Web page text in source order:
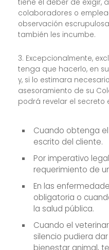
tiene el deber de exigir,
colaboradores o
observación
también les incumbe.
3. Excepcionalmente,
tenga que hacerlo, en
y, si lo estimara
asesoramiento de su
podrá revelar el secreto
Cuando obtenga
escrito del cliente.
Por imperativo
requerimiento de
En las
obligatoria o
la salud pública.
Cuando el
silencio pudiera
bienestar animal,